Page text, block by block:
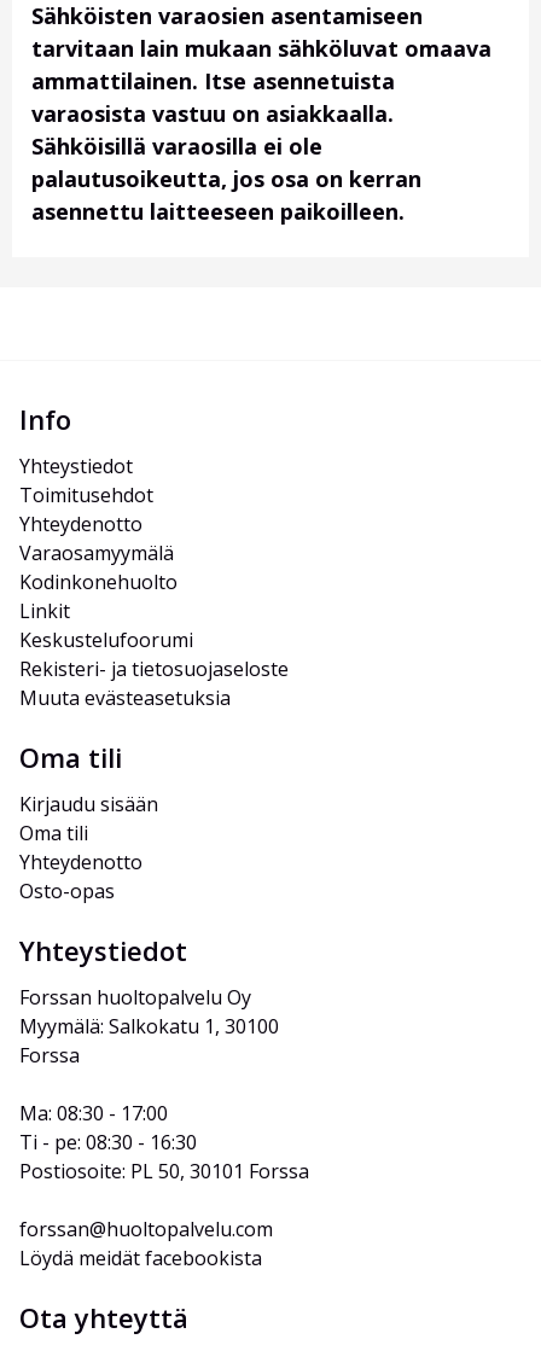
Sähköisten varaosien asentamiseen
tarvitaan lain mukaan sähköluvat omaava
ammattilainen. Itse asennetuista
varaosista vastuu on asiakkaalla.
Sähköisillä varaosilla ei ole
palautusoikeutta, jos osa on kerran
asennettu laitteeseen paikoilleen.
Info
Yhteystiedot
Toimitusehdot
Yhteydenotto
Varaosamyymälä
Kodinkonehuolto
Linkit
Keskustelufoorumi
Rekisteri- ja tietosuojaseloste
Muuta evästeasetuksia
Oma tili
Kirjaudu sisään
Oma tili
Yhteydenotto
Osto-opas
Yhteystiedot
Forssan huoltopalvelu Oy
Myymälä: Salkokatu 1, 30100
Forssa
Ma: 08:30 - 17:00
Ti - pe: 08:30 - 16:30
Postiosoite: PL 50, 30101 Forssa
forssan@huoltopalvelu.com
Löydä meidät facebookista
Ota yhteyttä